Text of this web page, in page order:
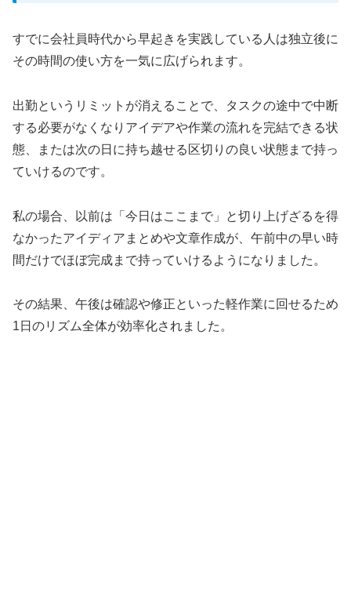
すでに会社員時代から早起きを実践している人は独立後に
その時間の使い方を一気に広げられます。
出勤というリミットが消えることで、タスクの途中で中断
する必要がなくなりアイデアや作業の流れを完結できる状
態、または次の日に持ち越せる区切りの良い状態まで持っ
ていけるのです。
私の場合、以前は「今日はここまで」と切り上げざるを得
なかったアイディアまとめや文章作成が、午前中の早い時
間だけでほぼ完成まで持っていけるようになりました。
その結果、午後は確認や修正といった軽作業に回せるため
1日のリズム全体が効率化されました。